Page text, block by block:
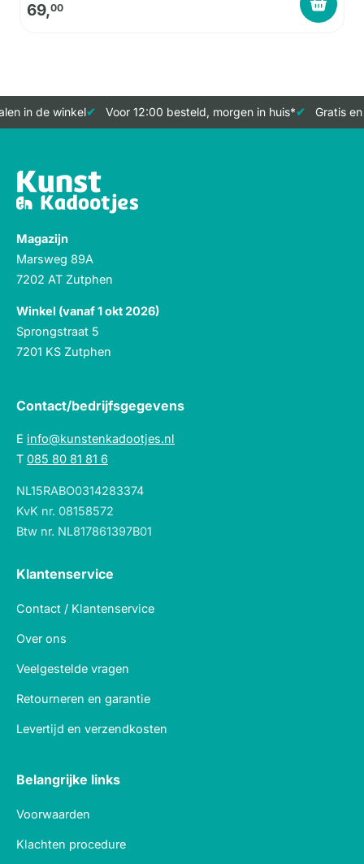
69,00
in de winkel Voor 12:00 besteld, morgen in huis* Gratis
Magazijn
Marsweg 89A
7202 AT Zutphen
Winkel (vanaf 1 okt 2026)
Sprongstraat 5
7201 KS Zutphen
Contact/bedrijfsgegevens
E info@kunstenkadootjes.nl
T 085 80 81 81 6
NL15RABO0314283374
KvK nr. 08158572
Btw nr. NL817861397B01
Klantenservice
Contact / Klantenservice
Over ons
Veelgestelde vragen
Retourneren en garantie
Levertijd en verzendkosten
Belangrijke links
Voorwaarden
Klachten procedure